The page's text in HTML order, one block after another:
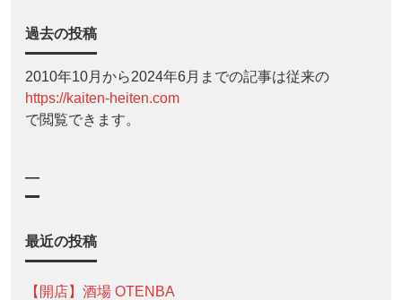
過去の投稿
2010年10月から2024年6月までの記事は従来の
https://kaiten-heiten.com
で閲覧できます。
—
最近の投稿
【開店】酒場 OTENBA